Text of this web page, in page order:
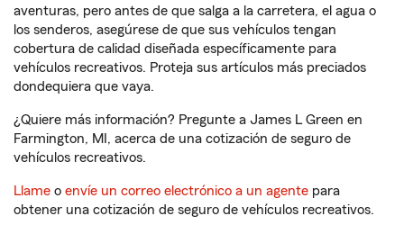
aventuras, pero antes de que salga a la carretera, el agua o
los senderos, asegúrese de que sus vehículos tengan
cobertura de calidad diseñada específicamente para
vehículos recreativos. Proteja sus artículos más preciados
dondequiera que vaya.
¿Quiere más información? Pregunte a James L Green en
Farmington, MI, acerca de una cotización de seguro de
vehículos recreativos.
Llame o envíe un correo electrónico a un agente para
obtener una cotización de seguro de vehículos recreativos.